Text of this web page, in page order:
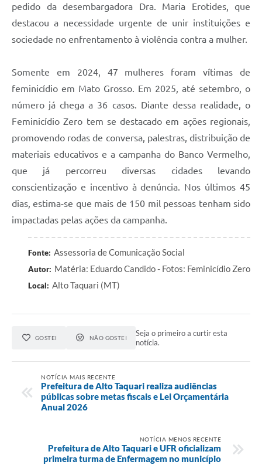
pedido da desembargadora Dra. Maria Erotides, que
destacou a necessidade urgente de unir instituições e
sociedade no enfrentamento à violência contra a mulher.
Somente em 2024, 47 mulheres foram vítimas de
feminicídio em Mato Grosso. Em 2025, até setembro, o
número já chega a 36 casos. Diante dessa realidade, o
Feminicídio Zero tem se destacado em ações regionais,
promovendo rodas de conversa, palestras, distribuição de
materiais educativos e a campanha do Banco Vermelho,
que já percorreu diversas cidades levando
conscientização e incentivo à denúncia. Nos últimos 45
dias, estima-se que mais de 150 mil pessoas tenham sido
impactadas pelas ações da campanha.
Fonte: Assessoria de Comunicação Social
Autor: Matéria: Eduardo Candido - Fotos: Feminicídio Zero
Local: Alto Taquari (MT)
GOSTEI NÃO GOSTEI
Seja o primeiro a curtir esta
notícia.
NOTÍCIA MAIS RECENTE
Prefeitura de Alto Taquari realiza audiências
públicas sobre metas fiscais e Lei Orçamentária
Anual 2026
NOTÍCIA MENOS RECENTE
Prefeitura de Alto Taquari e UFR oficializam
primeira turma de Enfermagem no município